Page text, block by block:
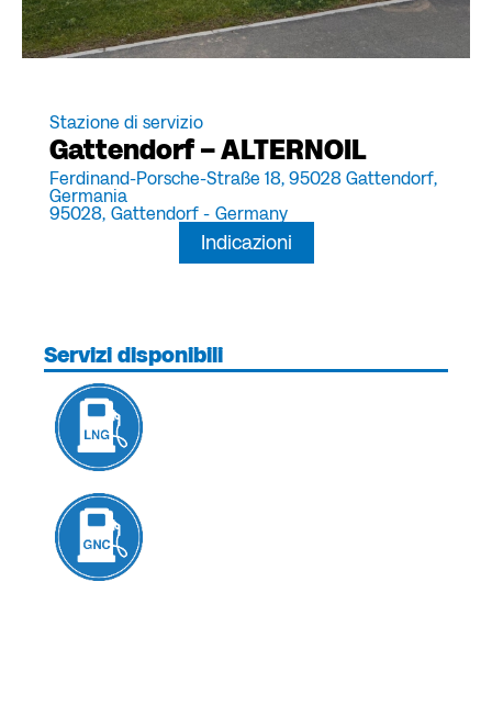
Stazione di servizio
Gattendorf – ALTERNOIL
Ferdinand-Porsche-Straße 18, 95028 Gattendorf,
Germania
95028, Gattendorf - Germany
Indicazioni
Servizi disponibili